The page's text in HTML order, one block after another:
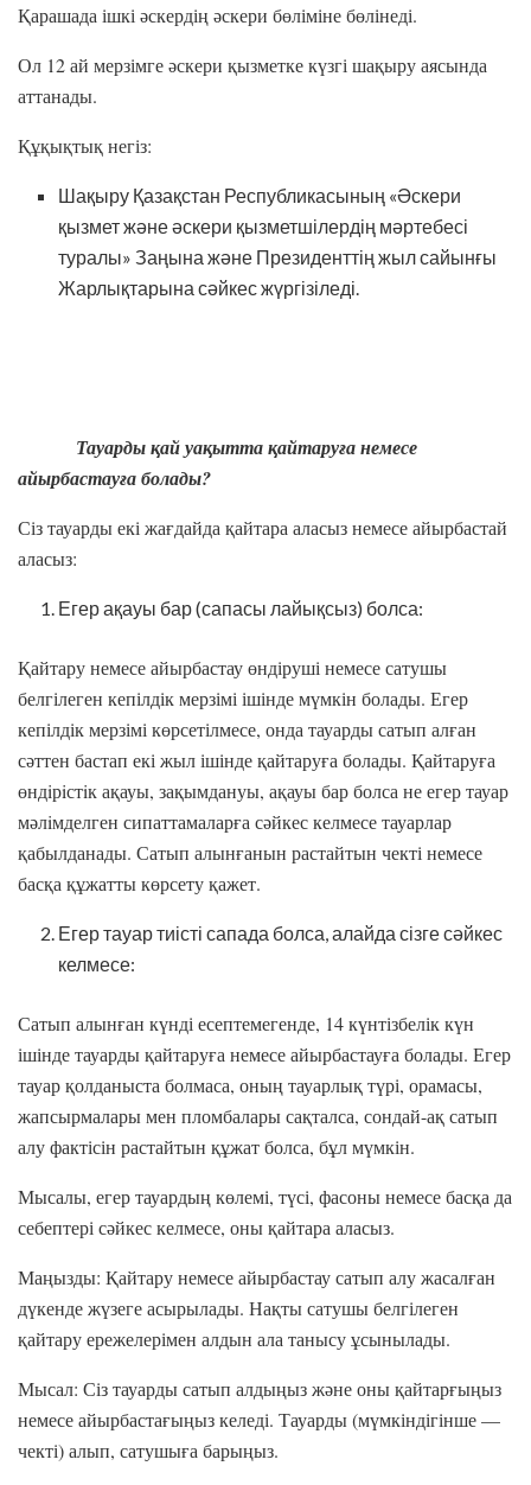
Қарашада ішкі әскердің әскери бөліміне бөлінеді.
Ол 12 ай мерзімге әскери қызметке күзгі шақыру аясында
аттанады.
Құқықтық негіз:
Шақыру Қазақстан Республикасының «Әскери
қызмет және әскери қызметшілердің мәртебесі
туралы» Заңына және Президенттің жыл сайынғы
Жарлықтарына сәйкес жүргізіледі.
Тауарды қай уақытта қайтаруға немесе
айырбастауға болады?
Сіз тауарды екі жағдайда қайтара аласыз немесе айырбастай
аласыз:
Егер ақауы бар (сапасы лайықсыз) болса:
Қайтару немесе айырбастау өндіруші немесе сатушы
белгілеген кепілдік мерзімі ішінде мүмкін болады. Егер
кепілдік мерзімі көрсетілмесе, онда тауарды сатып алған
сәттен бастап екі жыл ішінде қайтаруға болады. Қайтаруға
өндiрiстiк ақауы, зақымдануы, ақауы бар болса не егер тауар
мәлiмделген сипаттамаларға сәйкес келмесе тауарлар
қабылданады. Сатып алынғанын растайтын чекті немесе
басқа құжатты көрсету қажет.
Егер тауар тиісті сапада болса, алайда сізге сәйкес
келмесе:
Сатып алынған күнді есептемегенде, 14 күнтізбелік күн
ішінде тауарды қайтаруға немесе айырбастауға болады. Егер
тауар қолданыста болмаса, оның тауарлық түрі, орамасы,
жапсырмалары мен пломбалары сақталса, сондай-ақ сатып
алу фактісін растайтын құжат болса, бұл мүмкін.
Мысалы, егер тауардың көлемі, түсі, фасоны немесе басқа да
себептері сәйкес келмесе, оны қайтара аласыз.
Маңызды: Қайтару немесе айырбастау сатып алу жасалған
дүкенде жүзеге асырылады. Нақты сатушы белгілеген
қайтару ережелерімен алдын ала танысу ұсынылады.
Мысал: Сіз тауарды сатып алдыңыз және оны қайтарғыңыз
немесе айырбастағыңыз келеді. Тауарды (мүмкіндігінше —
чекті) алып, сатушыға барыңыз.